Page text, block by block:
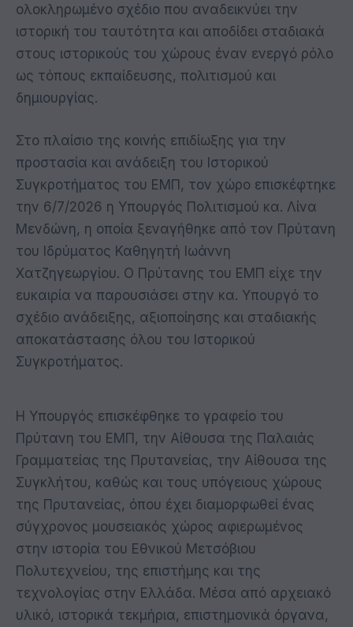
ολοκληρωμένο σχέδιο που αναδεικνύει την
ιστορική του ταυτότητα και αποδίδει σταδιακά
στους ιστορικούς του χώρους έναν ενεργό ρόλο
ως τόπους εκπαίδευσης, πολιτισμού και
δημιουργίας.
Στο πλαίσιο της κοινής επιδίωξης για την
προστασία και ανάδειξη του Ιστορικού
Συγκροτήματος του ΕΜΠ, τον χώρο επισκέφτηκε
την 6/7/2026 η Υπουργός Πολιτισμού κα. Λίνα
Μενδώνη, η οποία ξεναγήθηκε από τον Πρύτανη
του Ιδρύματος Καθηγητή Ιωάννη
Χατζηγεωργίου. Ο Πρύτανης του ΕΜΠ είχε την
ευκαιρία να παρουσιάσει στην κα. Υπουργό το
σχέδιο ανάδειξης, αξιοποίησης και σταδιακής
αποκατάστασης όλου του Ιστορικού
Συγκροτήματος.
Η Υπουργός επισκέφθηκε το γραφείο του
Πρύτανη του ΕΜΠ, την Αίθουσα της Παλαιάς
Γραμματείας της Πρυτανείας, την Αίθουσα της
Συγκλήτου, καθώς και τους υπόγειους χώρους
της Πρυτανείας, όπου έχει διαμορφωθεί ένας
σύγχρονος μουσειακός χώρος αφιερωμένος
στην ιστορία του Εθνικού Μετσόβιου
Πολυτεχνείου, της επιστήμης και της
τεχνολογίας στην Ελλάδα. Μέσα από αρχειακό
υλικό, ιστορικά τεκμήρια, επιστημονικά όργανα,